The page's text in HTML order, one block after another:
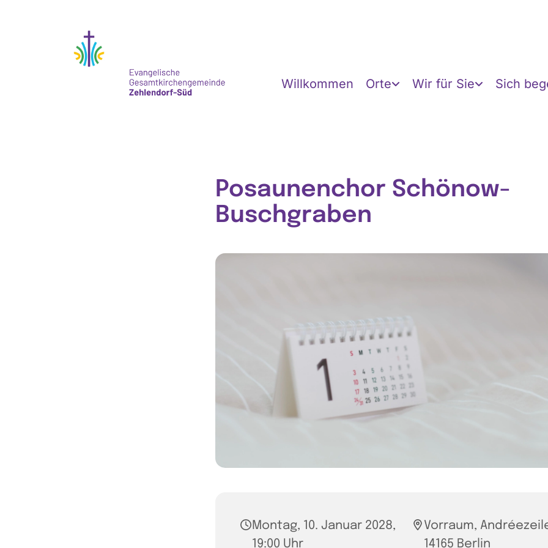
Willkommen Orte Wir für Sie Sich
Posaunenchor Schönow-
Buschgraben
Montag, 10. Januar 2028,
19:00 Uhr
Vorraum,
14165 Berlin